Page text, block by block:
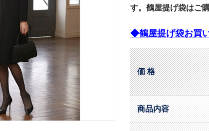
す。鶴屋提げ袋はご
◆鶴屋提げ袋お買
価 格
商品内容